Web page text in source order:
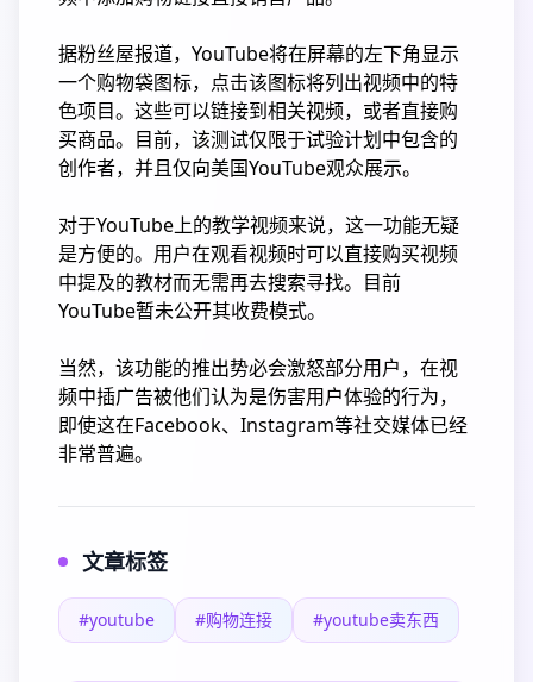
据粉丝屋报道，YouTube将在屏幕的左下角显示
一个购物袋图标，点击该图标将列出视频中的特
色项目。这些可以链接到相关视频，或者直接购
买商品。目前，该测试仅限于试验计划中包含的
创作者，并且仅向美国YouTube观众展示。
对于YouTube上的教学视频来说，这一功能无疑
是方便的。用户在观看视频时可以直接购买视频
中提及的教材而无需再去搜索寻找。目前
YouTube暂未公开其收费模式。
当然，该功能的推出势必会激怒部分用户，在视
频中插广告被他们认为是伤害用户体验的行为，
即使这在Facebook、Instagram等社交媒体已经
非常普遍。
文章标签
#youtube #购物连接 #youtube卖东西